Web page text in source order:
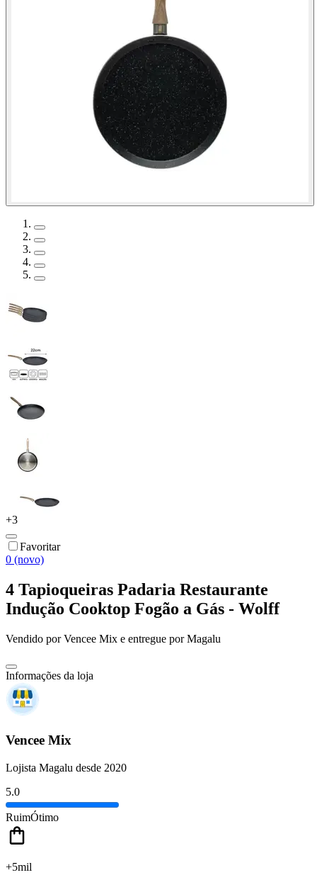
+3
Favoritar
0 (novo)
4 Tapioqueiras Padaria Restaurante
Indução Cooktop Fogão a Gás - Wolff
Vendido porVencee Mix e entregue por Magalu
Informações da loja
Vencee Mix
Lojista Magalu desde 2020
5.0
RuimÓtimo
+5mil